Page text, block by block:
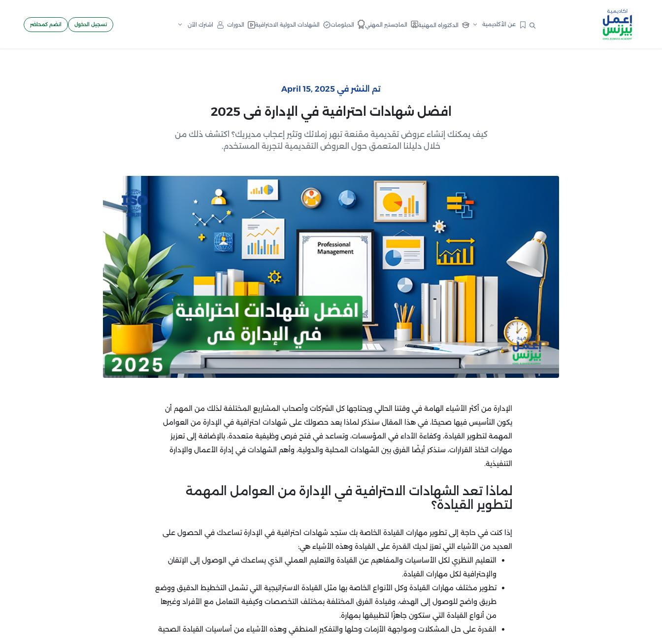
عن الأكاديمية الدكتوراه المهنية الماجستير المهني الدبلومات الشهادات الدولية الاحترافية الدورات اشترك الآن تسجيل الدخول انضم كمحاضر
تم النشر في April 15, 2025
افضل شهادات احترافية في الإدارة فى 2025
كيف يمكنك إنشاء عروض تقديمية مقنعة تبهر زملائك وتثير إعجاب مديريك؟ اكتشف ذلك من
خلال دليلنا المتعمق حول العروض التقديمية لتجربة المستخدم.
الإدارة من أكثر الأشياء الهامة في وقتنا الحالي ويحتاجها كل الشركات وأصحاب المشاريع المختلفة لذلك من المهم أن
يكون التأسيس فيها صحيحًا، في هذا المقال سنذكر لماذا يعد حصولك على شهادات احترافية في الإدارة من العوامل
المهمة لتطوير القيادة، وكفاءة الأداء في المؤسسات، وتساعد في فتح فرص وظيفية متعددة، بالإضافة إلى تعزيز
مهارات اتخاذ القرارات، سنذكر أيضًا الفرق بين الشهادات المحلية والدولية، وأهم الشهادات في إدارة الأعمال والإدارة
التنفيذية.
لماذا تعد الشهادات الاحترافية في الإدارة من العوامل المهمة
لتطوير القيادة؟
إذا كنت في حاجة إلى تطوير مهارات القيادة الخاصة بك ستجد شهادات احترافية في الإدارة تساعدك في الحصول على
العديد من الأشياء التي تعزز لديك القدرة على القيادة وهذه الأشياء هي:
التعليم النظري لكل الأساسيات والمفاهيم عن القيادة والتعليم العملي الذي يساعدك في الوصول إلى الإتقان
والإحترافية لكل مهارات القيادة.
تطوير مختلف مهارات القيادة وكل الأنواع الخاصة بها مثل القيادة الاستراتيجية التي تشمل التخطيط الدقيق ووضع
طريق واضح للوصول إلى الهدف، وقيادة الفرق المختلفة بمختلف التخصصات وكيفية التعامل مع الأفراد وغيرها
من أنواع القيادة التي ستكون جاهزًا لتطبيقها بمهارة.
القدرة على حل المشكلات ومواجهة الأزمات وحلها والتفكير المنطقي وهذه الأشياء من أساسيات القيادة الصحية